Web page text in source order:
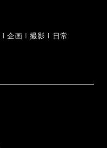
| 企画 | 撮影 | 日常